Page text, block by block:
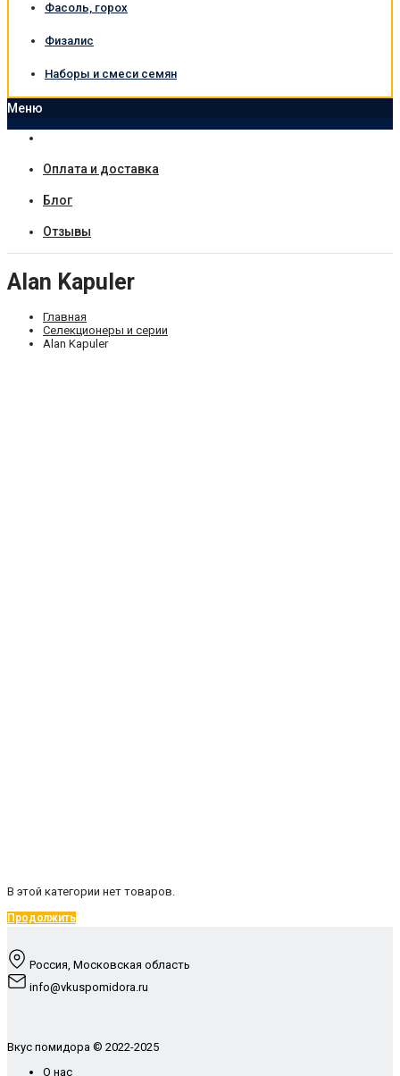
Фасоль, горох
Физалис
Наборы и смеси семян
Меню
Оплата и доставка
Блог
Отзывы
Alan Kapuler
Главная
Селекционеры и серии
Alan Kapuler
В этой категории нет товаров.
Продолжить
Россия, Московская область
info@vkuspomidora.ru
Вкус помидора © 2022-2025
О нас